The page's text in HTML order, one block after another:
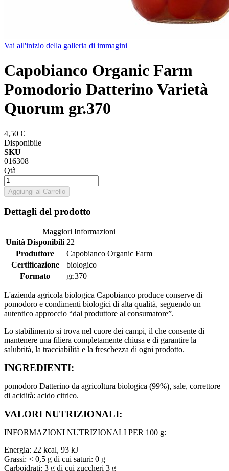
Vai all'inizio della galleria di immagini
Capobianco Organic Farm
Pomodorio Datterino Varietà
Quorum gr.370
4,50 €
Disponibile
SKU
016308
Qtà
Aggiungi al Carrello
Dettagli del prodotto
Maggiori Informazioni
Unità Disponibili 22
Produttore
Capobianco Organic Farm
Certificazione
biologico
Formato
gr.370
L'azienda agricola biologica Capobianco produce conserve di
pomodoro e condimenti biologici di alta qualità, seguendo un
autentico approccio “dal produttore al consumatore”.
Lo stabilimento si trova nel cuore dei campi, il che consente di
mantenere una filiera completamente chiusa e di garantire la
salubrità, la tracciabilità e la freschezza di ogni prodotto.
INGREDIENTI:
pomodoro Datterino da agricoltura biologica (99%), sale, correttore
di acidità: acido citrico.
VALORI NUTRIZIONALI:
INFORMAZIONI NUTRIZIONALI PER 100 g:
Energia: 22 kcal, 93 kJ
Grassi: < 0,5 g di cui saturi: 0 g
Carboidrati: 3 g di cui zuccheri 3 g